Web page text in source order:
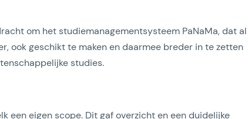
om het studiemanagementsysteem PaNaMa, dat al
ook geschikt te maken en daarmee breder in te zetten
studies.
een eigen scope. Dit gaf overzicht en een duidelijke